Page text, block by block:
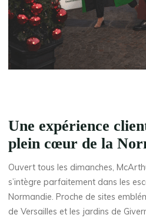
Une expérience
plein cœur de la
Ouvert tous les dimanches,
s’intègre parfaitement dans les
Normandie. Proche de sites
de Versailles et les jardins de